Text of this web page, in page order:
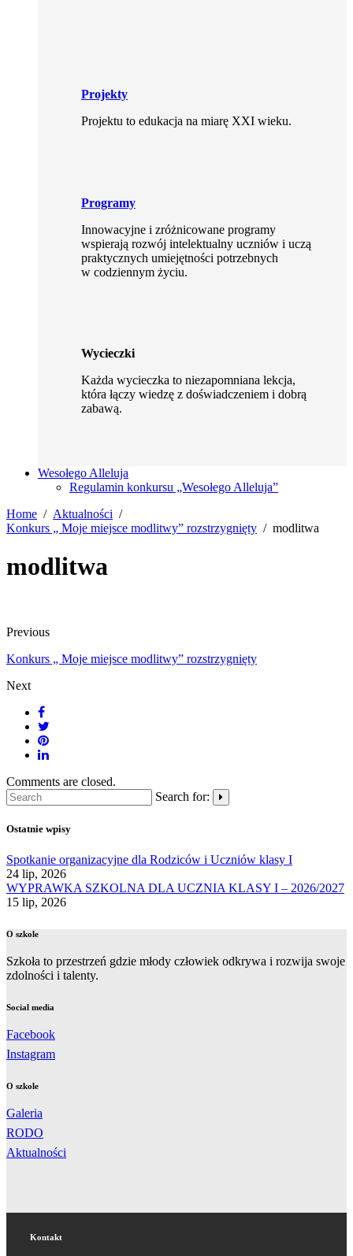
Projekty
Projektu to edukacja na miarę XXI wieku.
Programy
Innowacyjne i zróżnicowane programy
wspierają rozwój intelektualny uczniów i uczą
praktycznych umiejętności potrzebnych
w codziennym życiu.
Wycieczki
Każda wycieczka to niezapomniana lekcja,
która łączy wiedzę z doświadczeniem i dobrą
zabawą.
Wesołego Alleluja
Regulamin konkursu „Wesołego Alleluja”
Home
Aktualności
Konkurs „ Moje miejsce modlitwy” rozstrzygnięty
modlitwa
modlitwa
Previous
Konkurs „ Moje miejsce modlitwy” rozstrzygnięty
Next
Comments are closed.
Search for:
Ostatnie wpisy
Spotkanie organizacyjne dla Rodziców i Uczniów klasy I
24 lip, 2026
WYPRAWKA SZKOLNA DLA UCZNIA KLASY I – 2026/2027
15 lip, 2026
O szkole
Szkoła to przestrzeń gdzie młody człowiek odkrywa i rozwija swoje
zdolności i talenty.
Social media
Facebook
Instagram
O szkole
Galeria
RODO
Aktualności
Kontakt